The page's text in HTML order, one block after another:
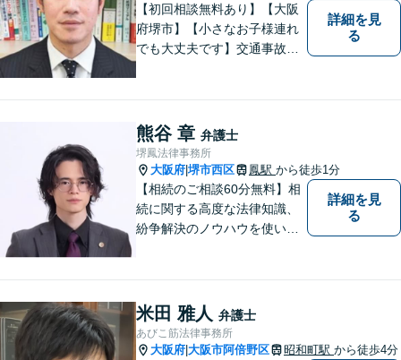
【初回相談無料あり】【大阪
府堺市】【小さなお子様連れ
でも大丈夫です】交通事故、
詳細を見
る
熊谷 章 弁護士
堺鳳法律事務所
大阪府 堺市西区 鳳駅 から徒歩1分
【相続のご相談60分無料】相
続に関する高度な法律知識、
紛争解決のノウハウを使い、
確かつスピーディーに進め、
ご相談様にとって最適なご提
案ができるよう努めます。
詳細を見
る
米田 雅人 弁護士
あびこ筋法律事務所
大阪府 大阪市阿倍野区 昭和町駅 から徒歩4分